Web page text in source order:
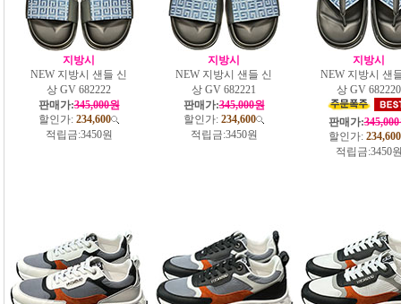
지방시
NEW 지방시 샌들 신
상 GV 682222
판매가:345,000원
할인가: 234,600
적립금:3450원
지방시
NEW 지방시 샌들 신
상 GV 682221
판매가:345,000원
할인가: 234,600
적립금:3450원
지방시
NEW 지방시 샌
상 GV 682220
판매가:
할인가: 234,600
적립금:3450